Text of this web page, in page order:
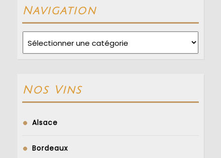
Navigation
Nos Vins
Alsace
Bordeaux